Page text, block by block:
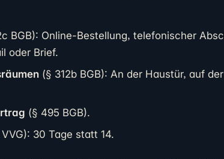
BGB): Online-Bestellung, telefonischer
oder Brief.
(§ 312b BGB): An der Haustür, auf
(§ 495 BGB).
30 Tage statt 14.